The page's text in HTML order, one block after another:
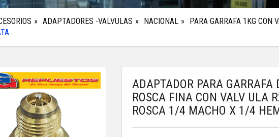
ADAPTADORES -VALVULAS NACIONAL
PARA GARRAFA 1KG CON
ADAPTADOR PARA GARRAFA
ROSCA FINA CON VALV ULA
ROSCA 1/4 MACHO X 1/4